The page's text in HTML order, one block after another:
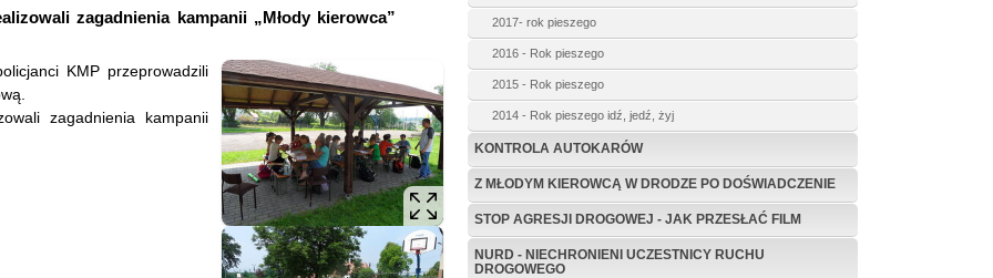
zagadnienia kampanii „Młody kierowca”
KMP przeprowadzili
zagadnienia kampanii
2017- rok pieszego
2016 - Rok pieszego
2015 - Rok pieszego
2014 - Rok pieszego idź, jedź, żyj
KONTROLA AUTOKARÓW
Z MŁODYM KIEROWCĄ W DRODZE PO DOŚWIADCZENIE
STOP AGRESJI DROGOWEJ - JAK PRZESŁAĆ FILM
NURD - NIECHRONIENI UCZESTNICY RUCHU
DROGOWEGO